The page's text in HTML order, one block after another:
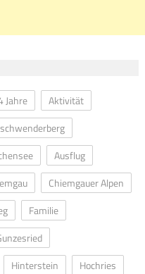
Jahre
Aktivität
Ausflug
Chiemgauer Alpen
Familie
Hinterstein
Hochries